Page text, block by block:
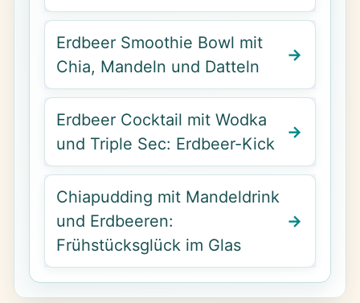
Erdbeer Smoothie Bowl mit
Chia, Mandeln und Datteln
Erdbeer Cocktail mit Wodka
und Triple Sec: Erdbeer-Kick
Chiapudding mit Mandeldrink
und Erdbeeren:
Frühstücksglück im Glas